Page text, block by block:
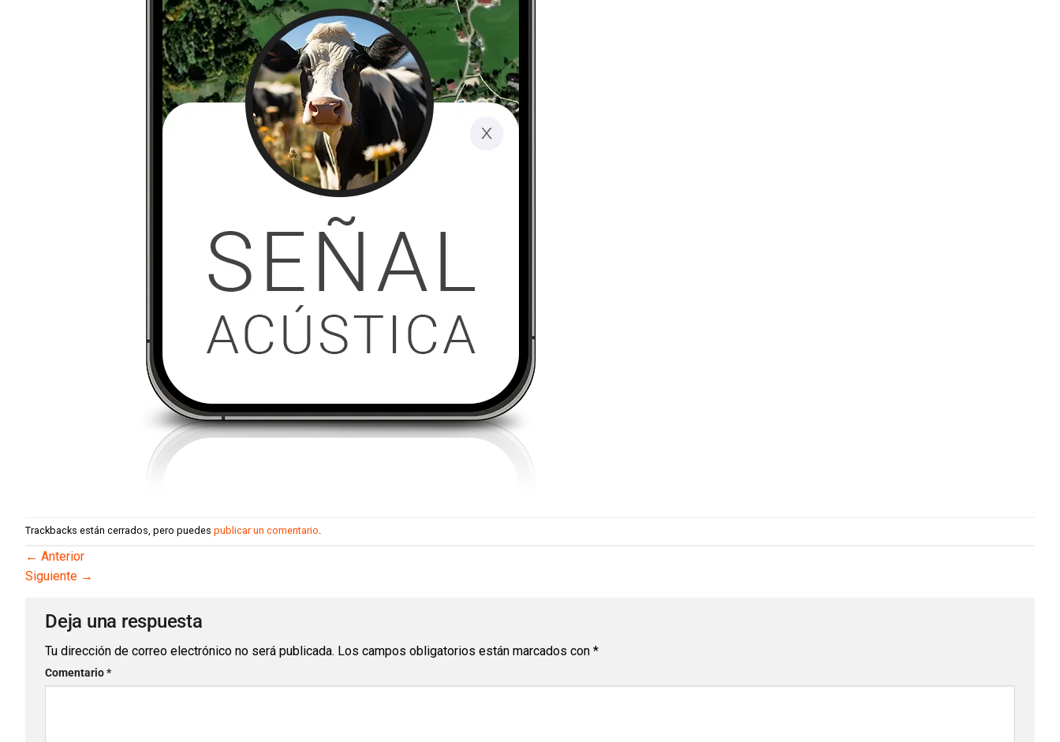
Trackbacks están cerrados, pero puedes publicar un comentario
← Anterior
Siguiente →
Deja una respuesta
Tu dirección de correo electrónico no será publicada. Los campos obligatorios están marcados con *
Comentario*